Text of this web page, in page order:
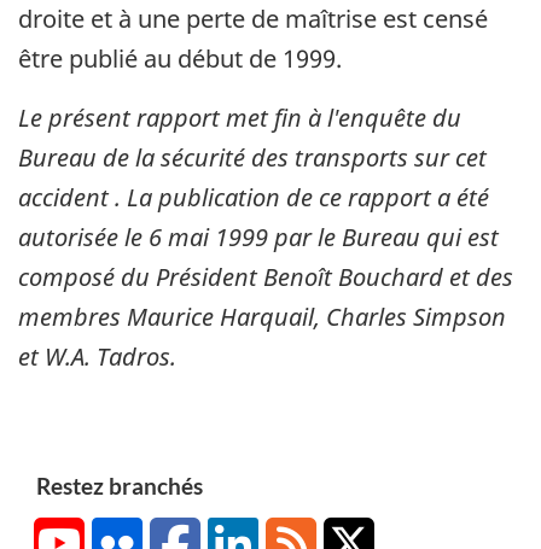
droite et à une perte de maîtrise est censé
être publié au début de 1999.
Le présent rapport met fin à l'enquête du
Bureau de la sécurité des transports sur cet
accident . La publication de ce rapport a été
autorisée le 6 mai 1999par le Bureau qui est
composé du Président Benoît Bouchard et des
membres Maurice Harquail, Charles Simpson
et W.A. Tadros.
Restez branchés
YouTubeFlickr FacebookLinkedInRSS